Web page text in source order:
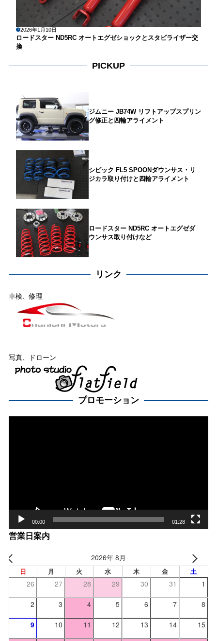
2026年1月10日
ロードスター ND5RC オートエグゼショックとスタビライザー交
換
PICKUP
ジムニー JB74W リフトアップスプリン
グ修正と四輪アライメント
シビック FL5 SPOONダウンサス・リ
ジカラ取り付けと四輪アライメント
ロードスター ND5RC オートエグゼダ
ウンサス取り付けなど
リンク
車検、修理
写真、ドローン
プロモーション
00:00 01:28
営業日案内
2026年 8月
日 月 火 水 木 金 土
26 27 28 29 30 31 1
2 3 4 5 6 7 8
9 10 11 12 13 14 15